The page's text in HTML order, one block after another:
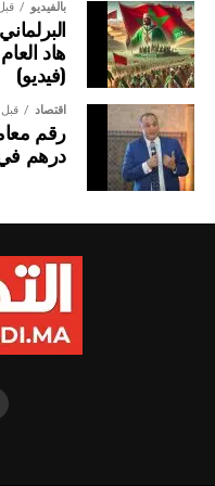
الصورة: ميناء صيد بمدينة هايكو،
العام CC0).
بالفيديو
هاد
(فيديو)
اقتصاد
درهم في